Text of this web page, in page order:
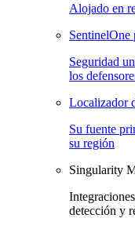
Alojado en
SentinelOne
Seguridad
los
Localizador
Su fuente
su región
Singularity
detección y